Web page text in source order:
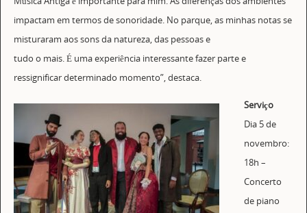
impactam em termos de sonoridade. No parque, as minhas notas se
misturaram aos sons da natureza, das pessoas e
tudo o mais. É uma experiência interessante fazer parte e
ressignificar determinado momento”, destaca.
Serviço
Dia 5 de
novembro:
18h –
Concerto
de piano